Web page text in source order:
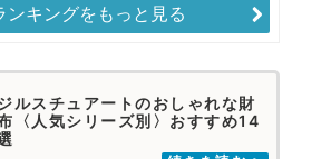
ンキングをもっと見る
ルスチュアートのおしゃれな財
〈人気シリーズ別〉おすすめ14